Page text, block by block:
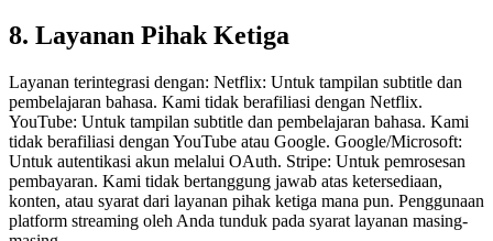
8. Layanan Pihak Ketiga
Layanan terintegrasi dengan: Netflix: Untuk tampilan subtitle dan
pembelajaran bahasa. Kami tidak berafiliasi dengan Netflix.
YouTube: Untuk tampilan subtitle dan pembelajaran bahasa. Kami
tidak berafiliasi dengan YouTube atau Google. Google/Microsoft:
Untuk autentikasi akun melalui OAuth. Stripe: Untuk pemrosesan
pembayaran. Kami tidak bertanggung jawab atas ketersediaan,
konten, atau syarat dari layanan pihak ketiga mana pun. Penggunaan
platform streaming oleh Anda tunduk pada syarat layanan masing-